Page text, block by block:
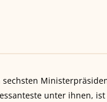
unter ihnen,